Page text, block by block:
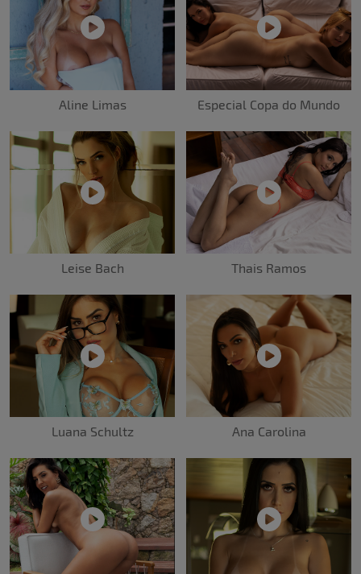
Aline Limas Especial Copa do Mundo
Leise Bach Thais Ramos
Luana Schultz Ana Carolina